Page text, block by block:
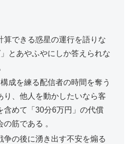
算できる惑星の運行を語りな
とあやふやにしか答えられな
成を練る配信者の時間を奪う
り、他人を動かしたいなら客
含めて「30分6万円」の代償
筋である 。
争の後に湧き出す不安を煽る